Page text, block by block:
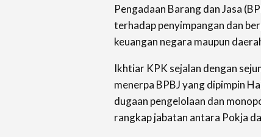
Pengadaan Barang dan Jasa
terhadap penyimpangan dan
keuangan negara maupun
Ikhtiar KPK sejalan dengan
menerpa BPBJ yang dipimpin
dugaan pengelolaan dan
rangkap jabatan antara Pokja